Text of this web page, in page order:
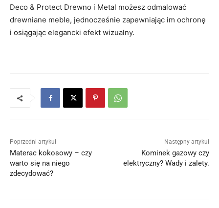
Deco & Protect Drewno i Metal możesz odmalować
drewniane meble, jednocześnie zapewniając im ochronę
i osiągając elegancki efekt wizualny.
Poprzedni artykuł
Materac kokosowy – czy
warto się na niego
zdecydować?
Następny artykuł
Kominek gazowy czy
elektryczny? Wady i zalety.